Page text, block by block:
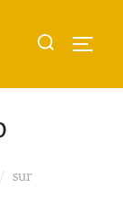
Rechercher :
surPublié